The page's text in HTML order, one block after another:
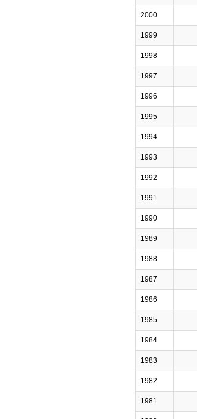
2000
1999
1998
1997
1996
1995
1994
1993
1992
1991
1990
1989
1988
1987
1986
1985
1984
1983
1982
1981